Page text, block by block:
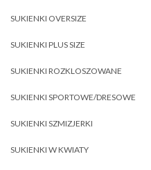
SUKIENKI OVERSIZE
SUKIENKI PLUS SIZE
SUKIENKI ROZKLOSZOWANE
SUKIENKI SPORTOWE/DRESOWE
SUKIENKI SZMIZJERKI
SUKIENKI W KWIATY